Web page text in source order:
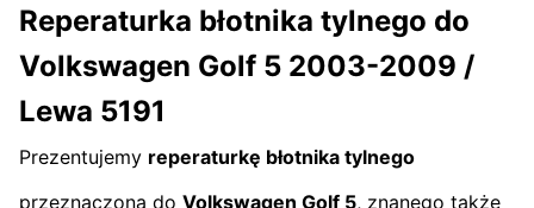
Reperaturka błotnika tylnego do
Volkswagen Golf 5 2003-2009 /
Lewa 5191
Prezentujemy reperaturkę błotnika tylnego
przeznaczoną do Volkswagen Golf 5, znanego także